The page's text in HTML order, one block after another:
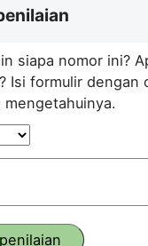
siapa nomor ini?
Isi formulir dengan
mengetahuinya.